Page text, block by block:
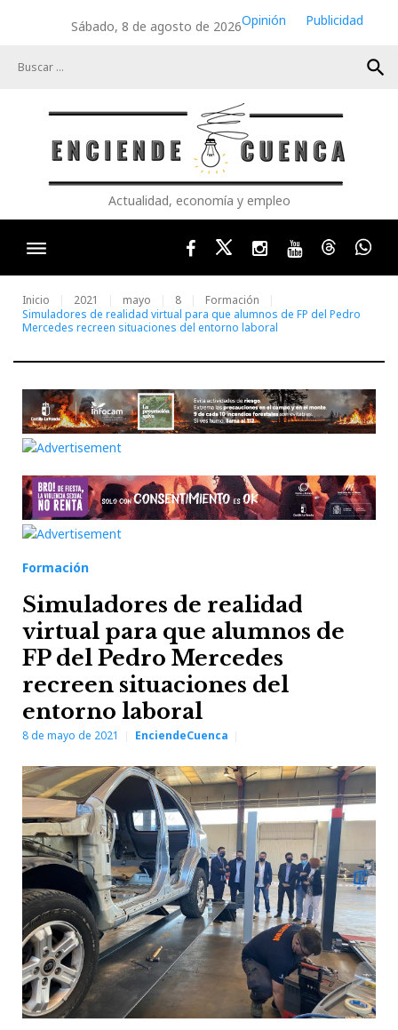
Sábado, 8 de agosto de 2026Opinión
Publicidad
search
Actualidad, economía y empleo
FacebookTwitterInstagram
YoutubeThreads
Inicio 2021 mayo 8
Formación
Simuladores de realidad virtual para que alumnos de FP del Pedro
Mercedes recreen situaciones del entorno laboral
Formación
Simuladores de realidad
virtual para que alumnos de
FP del Pedro Mercedes
recreen situaciones del
entorno laboral
8 de mayo de 2021 EnciendeCuenca